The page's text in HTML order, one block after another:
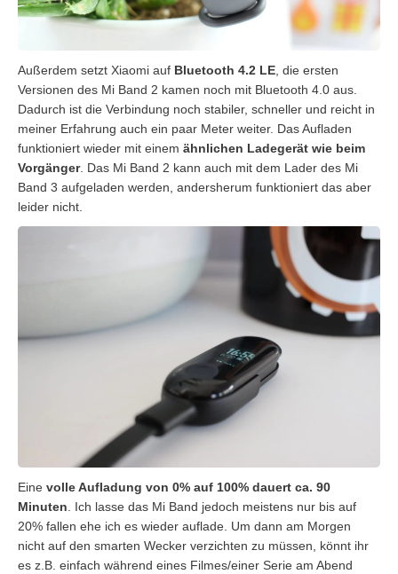
Außerdem setzt Xiaomi auf Bluetooth 4.2 LE , die ersten
Versionen des Mi Band 2 kamen noch mit Bluetooth 4.0 aus.
Dadurch ist die Verbindung noch stabiler, schneller und reicht in
meiner Erfahrung auch ein paar Meter weiter. Das Aufladen
funktioniert wieder mit einem ähnlichen Ladegerät wie beim
Vorgänger. Das Mi Band 2 kann auch mit dem Lader des Mi
Band 3 aufgeladen werden, andersherum funktioniert das aber
leider nicht.
Eine volle Aufladung von 0% auf 100% dauert ca. 90
Minuten . Ich lasse das Mi Band jedoch meistens nur bis auf
20% fallen ehe ich es wieder auflade. Um dann am Morgen
nicht auf den smarten Wecker verzichten zu müssen, könnt ihr
es z.B. einfach während eines Filmes/einer Serie am Abend